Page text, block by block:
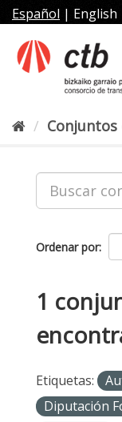
al
contenido
Español | English
Ordenar por
1
Etiquetas:
Diputación